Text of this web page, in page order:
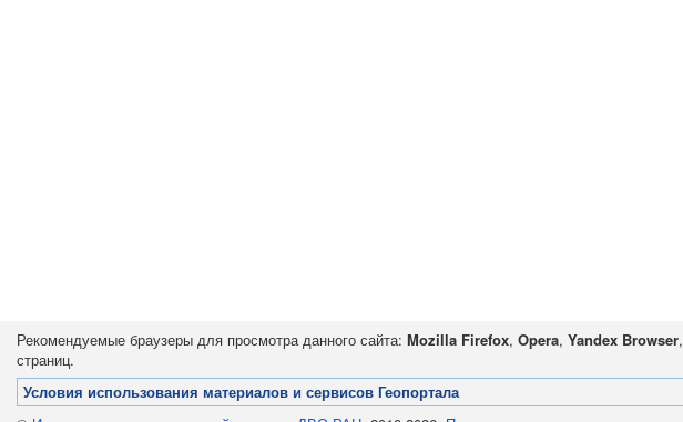
Рекомендуемые браузеры для просмотра данного сайта: Mozilla Firefox, Opera, Yandex Browser,
страниц.
Условия использования материалов и сервисов Геопортала